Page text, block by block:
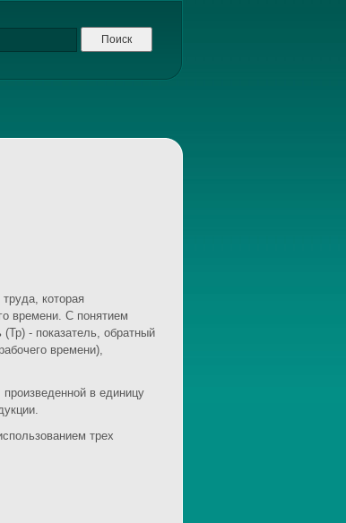
которая
времени. С понятием
(Тр) - показатель, обратный
времени),
в единицу
трех